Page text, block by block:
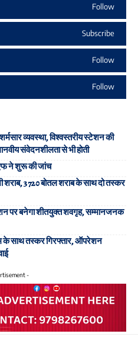
Follow
Subscribe
Follow
Follow
व्यवस्था, विश्वस्तरीय स्टेशन की
संवेदनशीलता से भी होती
ने शुरू की जांच
शराब, 3720 बोतल शराब के साथ दो तस्कर
पर बनेगा शीतयुक्त शवगृह, सम्मानजनक
साथ तस्कर गिरफ्तार, ऑपरेशन
-